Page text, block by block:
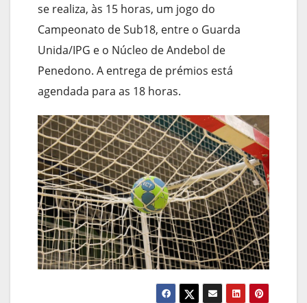
se realiza, às 15 horas, um jogo do
Campeonato de Sub18, entre o Guarda
Unida/IPG e o Núcleo de Andebol de
Penedono. A entrega de prémios está
agendada para as 18 horas.